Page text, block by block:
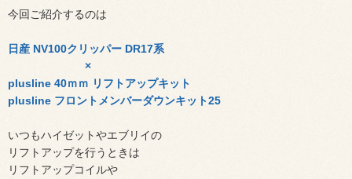
今回ご紹介するのは
日産 NV100クリッパー DR17系
×
plusline 40ｍｍ リフトアップキット
plusline フロントメンバーダウンキット25
いつもハイゼットやエブリイの
リフトアップを行うときは
リフトアップコイルや